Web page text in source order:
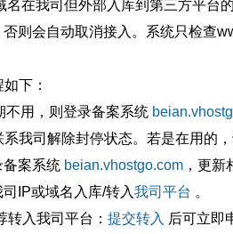
在我司但外部入库到第三方平台
则会自动取消接入。系统只检查
下：
不用，则登录备案系统
我司解除封停状态。若是在用的，
备案系统 beian.vhostgo.com ，更
IP或域名入库/转入我司平台 。
入我司平台： 提交转入 后可立即